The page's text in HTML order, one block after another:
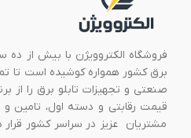
فروشگاه الکتروویژن با بیش از
برق کشور همواره کوشیده است تا
صنعتی و تجهیزات تابلو برق را از
قیمت رقابتی و دسته اول، تامین و
مشتریان عزیز در سراسر کشور قرار